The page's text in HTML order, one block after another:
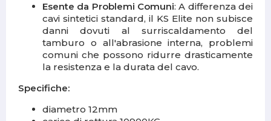
Esente da Problemi Comuni: A differenza dei
cavi sintetici standard, il KS Elite non subisce
danni dovuti al surriscaldamento del
tamburo o all'abrasione interna, problemi
comuni che possono ridurre drasticamente
la resistenza e la durata del cavo.
Specifiche:
diametro 12mm